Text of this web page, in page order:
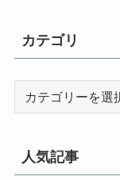
カテゴリ
人気記事